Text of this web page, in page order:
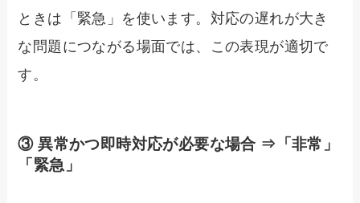
ときは「緊急」を使います。対応の遅れが大き
な問題につながる場面では、この表現が適切で
す。
③ 異常かつ即時対応が必要な場合 ⇒「非常」
「緊急」